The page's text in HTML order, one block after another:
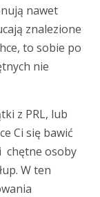
nawet
znalezione
to sobie po
nie
z PRL, lub
Ci się bawić
chętne osoby
W ten